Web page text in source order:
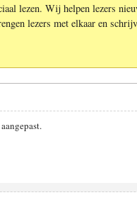
lezen. Wij helpen lezers
lezers met elkaar en